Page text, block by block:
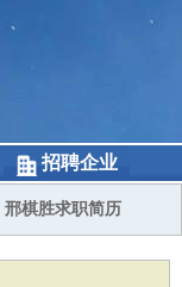
招聘企业
邢棋胜求职简历